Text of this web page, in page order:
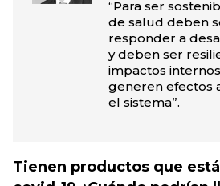
“Para ser
de salud deben
responder a
y deben ser
impactos
generen efectos
el sistema”.
Tienen productos que